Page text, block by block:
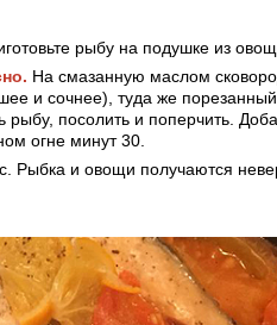
рыбу на подушке из
На смазанную маслом
и сочнее), туда же
посолить и поперчить.
огне минут 30.
Рыбка и овощи получаются